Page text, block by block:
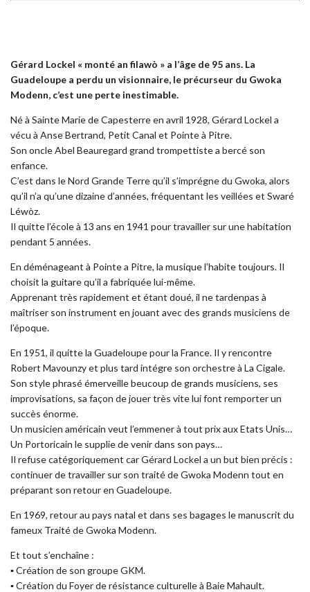
Gérard Lockel « monté an filawò » a l’âge de 95 ans. La
Guadeloupe a perdu un visionnaire, le précurseur du Gwoka
Modenn, c’est une perte inestimable.
Né à Sainte Marie de Capesterre en avril 1928, Gérard Lockel a
vécu à Anse Bertrand, Petit Canal et Pointe à Pitre.
Son oncle Abel Beauregard grand trompettiste a bercé son
enfance.
C’est dans le Nord Grande Terre qu’il s’imprégne du Gwoka, alors
qu’il n’a qu’une dizaine d’années, fréquentant les veillées et Swaré
Léwòz.
Il quitte l’école à 13 ans en 1941 pour travailler sur une habitation
pendant 5 années.
En déménageant à Pointe a Pitre, la musique l’habite toujours. Il
choisit la guitare qu’il a fabriquée lui-même.
Apprenant très rapidement et étant doué, il ne tardenpas à
maîtriser son instrument en jouant avec des grands musiciens de
l’époque.
En 1951, il quitte la Guadeloupe pour la France. Il y rencontre
Robert Mavounzy et plus tard intégre son orchestre à La Cigale.
Son style phrasé émerveille beucoup de grands musiciens, ses
improvisations, sa façon de jouer très vite lui font remporter un
succès énorme.
Un musicien américain veut l’emmener à tout prix aux Etats Unis…
Un Portoricain le supplie de venir dans son pays…
Il refuse catégoriquement car Gérard Lockel a un but bien précis :
continuer de travailler sur son traité de Gwoka Modenn tout en
préparant son retour en Guadeloupe.
En 1969, retour au pays natal et dans ses bagages le manuscrit du
fameux Traité de Gwoka Modenn.
Et tout s’enchaîne :
▪︎ Création de son groupe GKM.
▪︎ Création du Foyer de résistance culturelle à Baie Mahault.